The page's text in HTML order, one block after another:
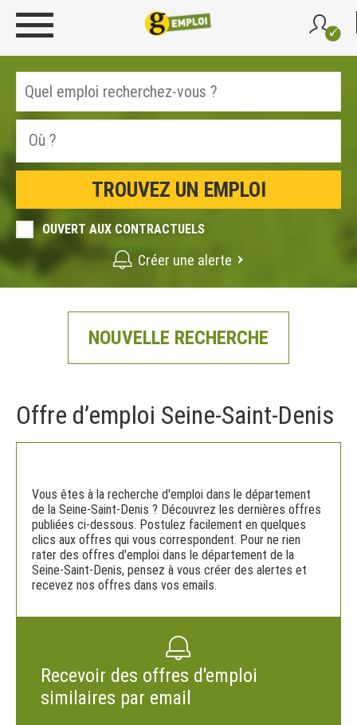
OUVERT AUX CONTRACTUELS
Créer une alerte
NOUVELLE RECHERCHE
Offre d’emploi Seine-Saint-Denis
Vous êtes à la recherche d'emploi dans le département
de la Seine-Saint-Denis ? Découvrez les dernières offres
publiées ci-dessous. Postulez facilement en quelques
clics aux offres qui vous correspondent. Pour ne rien
rater des offres d'emploi dans le département de la
Seine-Saint-Denis, pensez à vous créer des alertes et
recevez nos offres dans vos emails.
Recevoir des offres d'emploi
similaires par email